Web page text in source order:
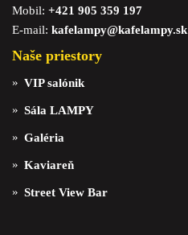
Mobil: +421 905 359 197
E-mail: kafelampy@kafelampy.sk
Naše priestory
VIP salónik
Sála LAMPY
Galéria
Kaviareň
Street View Bar